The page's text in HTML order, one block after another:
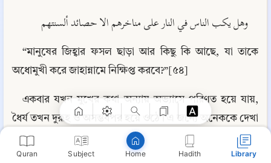
Quran Subject Home Hadith Library
وهل يكب الناس في النار على مناخرهم الا حصائد ألسنتهم
“মানুষের জিহ্বার ফসল ছাড়া আর কিছু কি আছে, যা তাকে
অধোমুখী করে জাহান্নামে নিক্ষিপ্ত করবে?”[৫৪]
একবার যখন মুখের কথা অন্যায় অভ্যাসে পরিণত হয়ে যায়,
ধৈর্য তখন দুরূহ ও অসম্ভবপর হয়ে ওঠে। এ জন্যে অনেককে দেখা
যায় যে, তারা রাতভর সালাতে দাঁড়িয়ে থাকে, সারাদিন রোজা
রাখে, এমনকি সিল্কের তৈরি বালিশ পর্যন্ত স্পর্শ করে না, কিন্তু
Copy